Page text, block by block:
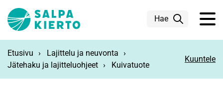
Hae
Etusivu
Lajittelu ja neuvonta
Jätehaku ja lajitteluohjeet
Kuivatuote
Kuuntele